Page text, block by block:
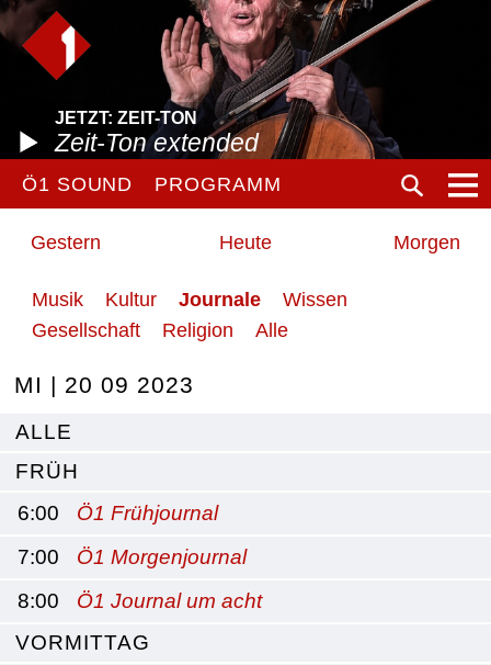
JETZT: ZEIT-TON
Zeit-Ton extended
Ö1 SOUND PROGRAMM
Gestern Heute Morgen
Musik Kultur Journale
Wissen
Gesellschaft
Religion Alle
MI | 20 09 2023
ALLE
FRÜH
6:00
Ö1 Frühjournal
7:00
Ö1 Morgenjournal
8:00
Ö1 Journal um acht
VORMITTAG